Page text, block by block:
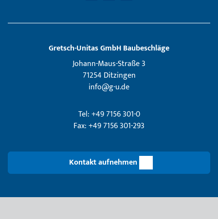
Gretsch­-Unitas GmbH Baubeschläge
Johann-Maus-Straße 3
71254 Ditzingen
info@g-u.de
Tel: +49 7156 301-0
Fax: +49 7156 301-293
Kontakt aufnehmen